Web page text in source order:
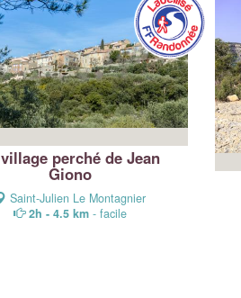
perché de Jean
Giono
Saint-Julien Le Montagnier
2h - 4.5 km- facile